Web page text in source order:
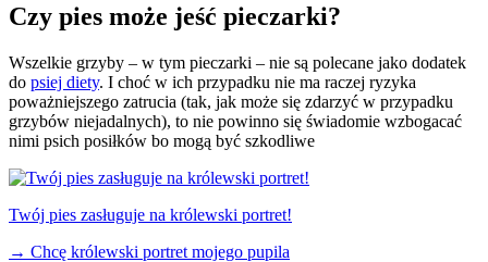
Czy pies może jeść pieczarki?
Wszelkie grzyby – w tym pieczarki – nie są polecane jako dodatek
do psiej diety. I choć w ich przypadku nie ma raczej ryzyka
poważniejszego zatrucia (tak, jak może się zdarzyć w przypadku
grzybów niejadalnych), to nie powinno się świadomie wzbogacać
nimi psich posiłków bo mogą być szkodliwe
Twój pies zasługuje na królewski portret!
→ Chcę królewski portret mojego pupila